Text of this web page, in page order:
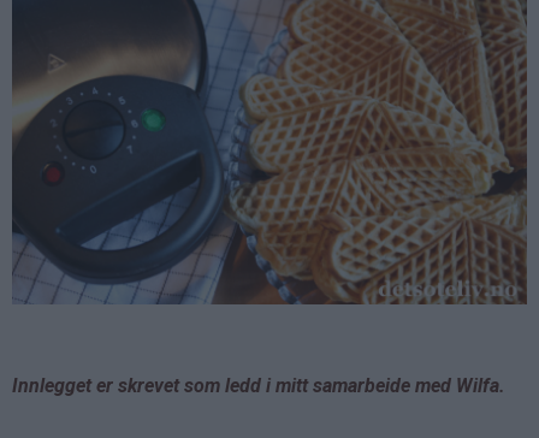
Innlegget er skrevet som ledd i mitt samarbeide med Wilfa.